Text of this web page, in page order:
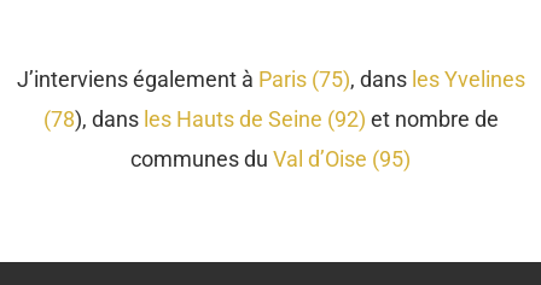
J’interviens également à Paris (75), dans les Yvelines
(78), dans les Hauts de Seine (92) et nombre de
communes du Val d’Oise (95)